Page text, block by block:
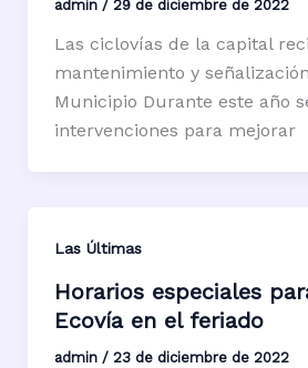
admin / 29 de diciembre de 2022
Las ciclovías de la capital
mantenimiento y
Municipio Durante este año
intervenciones para mejorar
Las Últimas
Horarios especiales
Ecovía en el feriado
admin / 23 de diciembre de 2022